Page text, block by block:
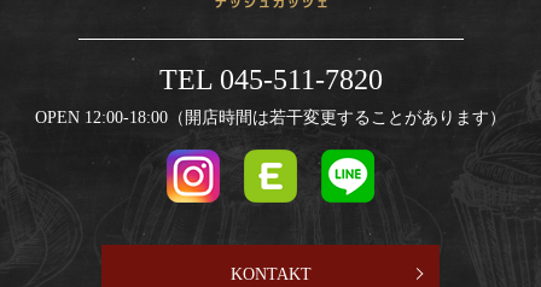
TEL 045-511-7820
OPEN 12:00-18:00（開店時間は若干変更することがあります）
KONTAKT